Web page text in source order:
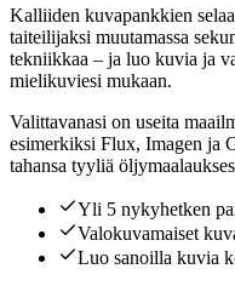
Kalliiden kuvapankkien
taiteilijaksi muutamassa
tekniikkaa – ja luo kuvia ja
mielikuviesi mukaan.
Valittavanasi on useita
esimerkiksi Flux, Imagen ja
tahansa tyyliä
Yli 5 nykyhetken
Valokuvamaiset
Luo sanoilla kuvia